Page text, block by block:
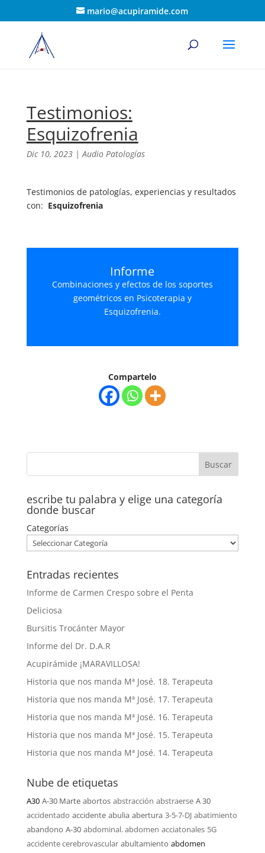
mario@acupiramide.com
Testimonios:
Esquizofrenia
Dic 10, 2023|Audio Patologías
Testimonios de patologías, experiencias y resultados
con: Esquizofrenia
Informe
Combinaciones y efectos de los soportes
geométricos en Psicoterapia y
Esquizofrenia.
Compartelo
escribe tu palabra y elige una categoría
donde buscar
Categorías
Entradas recientes
Informe de Carmen Crespo sobre el Penta
Deliciosa
Bursitis Trocánter Mayor
Informe del Dr. D.A.R
Acupirámide ¡MARAVILLOSA!
Historia que nos manda Mª José. 18. Terapeuta
Historia que nos manda Mª José. 17. Terapeuta
Historia que nos manda Mª José. 16. Terapeuta
Historia que nos manda Mª José. 15. Terapeuta
Historia que nos manda Mª José. 14. Terapeuta
Nube de etiquetas
A30 A-30 Marte abortos abstracción abstraerse A 30
accidentado accidente abulia abertura 3-5-7-DJ abatimiento
abandono A-30 abdominal. abdomen acciatonales 5G
accidente cerebrovascular abultamiento abdomen